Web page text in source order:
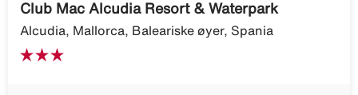
Club Mac Alcudia Resort & Waterpark
Alcudia, Mallorca, Baleariske øyer, Spania